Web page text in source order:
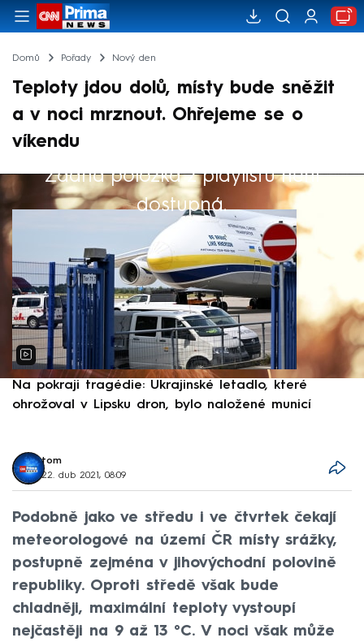
Domů Pořady Nový den
Teploty jdou dolů, místy bude sněžit
a v noci mrznout. Ohřejeme se o
víkendu
Žádná položka z playlistu není
dostupná.
Výběr redakce
Na pokraji tragédie: Ukrajinské letadlo, které
ohrožoval v Lipsku dron, bylo naložené municí
tom
22. dub 2021, 08:09
Podobně jako ve středu i ve čtvrtek čekají
meteorologové na území ČR místy srážky,
postupně zejména v jihovýchodní polovině
republiky. Oproti středě však bude
chladněji, maximální teploty vystoupí
nejčastěji na 9 až 13 °C. V noci však může